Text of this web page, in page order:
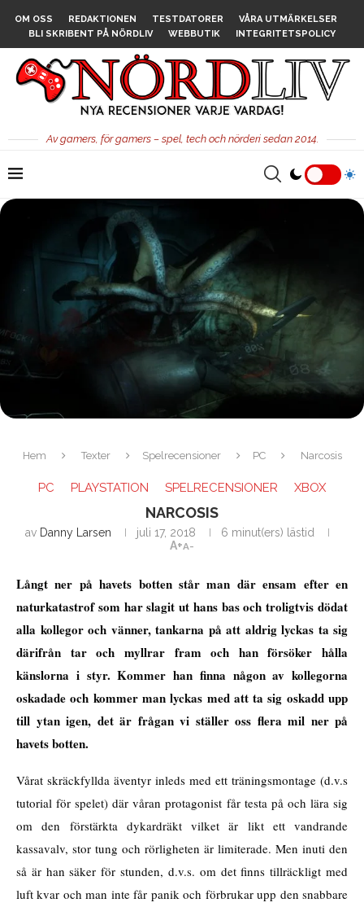
OM OSS REDAKTIONEN TESTDATORER
VÅRA UTMÄRKELSER
BLI SKRIBENT PÅ NÖRDLIV
WEBBUTIK INTEGRITETSPOLICY
Av gamers, för gamers – spel, tech och nörderi sedan 2014.
Hem Texter Spelrecensioner PC Narcosis
PC PLAYSTATION SPELRECENSIONER XBOX
NARCOSIS
av Danny Larsen juli 17, 2018
6 minut(ers) lästid
A+A-
Långt ner på havets botten står man där ensam efter en
naturkatastrof som har slagit ut hans bas och troligtvis dödat
alla kollegor och vänner, tankarna på att aldrig lyckas ta sig
därifrån tar och myllrar fram och han försöker hålla
känslorna i styr. Kommer han finna någon av kollegorna
oskadade och kommer man lyckas med att ta sig oskadd upp
till ytan igen, det är frågan vi ställer oss flera mil ner på
havets botten.
Vårat skräckfyllda äventyr inleds med ett träningsmontage (d.v.s
tutorial för spelet) där våran protagonist får testa på och lära sig
om den förstärkta dykardräkt vilket är likt ett vandrande
kassavalv, stor tung och rörligheten är limiterade. Men inuti den
så är han säker för stunden, d.v.s. om det finns tillräckligt med
luft kvar och man inte får panik och förbrukar upp den snabbare